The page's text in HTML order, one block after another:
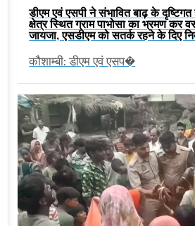
डीएम एवं एसपी ने संभावित बाढ़ के
क्षेत्र स्थित ग्राम पाभोसा का भ्रमण कर
जायजा, एसडीएम को सतर्क रहने के दिए
कौशाम्बी: डीएम एवं एसप�